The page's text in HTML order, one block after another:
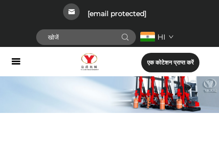
[email protected]
HI
एक कोटेशन प्राप्त करें